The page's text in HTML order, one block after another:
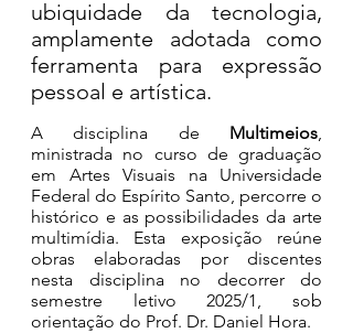
ubiquidade da tecnologia,
amplamente adotada como
ferramenta para expressão
pessoal e artística.
A disciplina de Multimeios,
ministrada no curso de graduação
em Artes Visuais na Universidade
Federal do Espírito Santo, percorre o
histórico e as possibilidades da arte
multimídia. Esta exposição reúne
obras elaboradas por discentes
nesta disciplina no decorrer do
semestre letivo 2025/1, sob
orientação do Prof. Dr. Daniel Hora.